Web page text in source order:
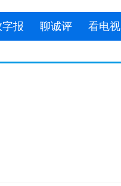
字报 聊诚评 看电视